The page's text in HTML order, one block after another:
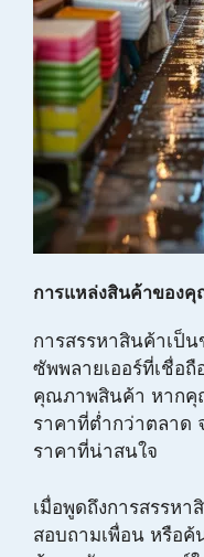
การแหล่งสินค้าของ
การสรรหาสินค้าเ
ซัพพลายเออร์ที่เชื่อ
คุณภาพสินค้า หากคุ
ราคาที่ต่ำกว่าตลาด
ราคาที่น่าสนใจ
เมื่อพูดถึงการสรรห
สอบถามเพื่อน หรือค้